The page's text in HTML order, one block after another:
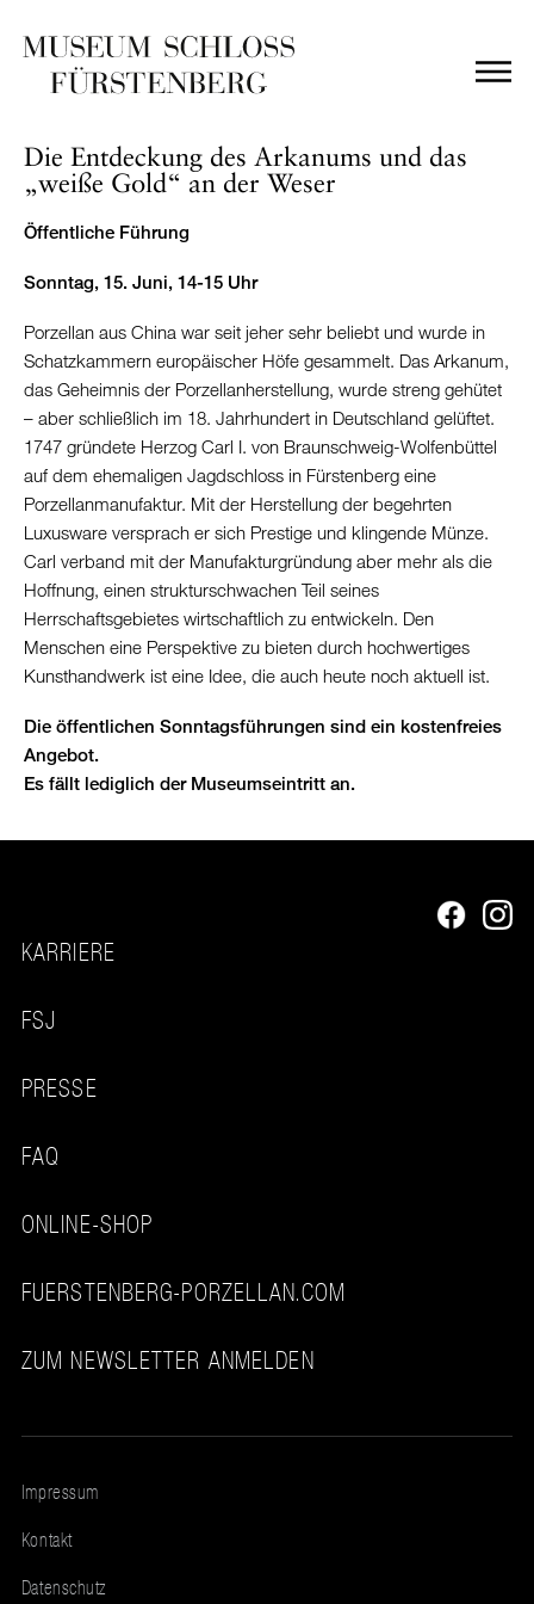
Die Entdeckung des Arkanums und das
„weiße Gold“ an der Weser
Öffentliche Führung
Sonntag, 15. Juni, 14-15 Uhr
Porzellan aus China war seit jeher sehr beliebt und wurde in
Schatzkammern europäischer Höfe gesammelt. Das Arkanum,
das Geheimnis der Porzellanherstellung, wurde streng gehütet
– aber schließlich im 18. Jahrhundert in Deutschland gelüftet.
1747 gründete Herzog Carl I. von Braunschweig-Wolfenbüttel
auf dem ehemaligen Jagdschloss in Fürstenberg eine
Porzellanmanufaktur. Mit der Herstellung der begehrten
Luxusware versprach er sich Prestige und klingende Münze.
Carl verband mit der Manufakturgründung aber mehr als die
Hoffnung, einen strukturschwachen Teil seines
Herrschaftsgebietes wirtschaftlich zu entwickeln. Den
Menschen eine Perspektive zu bieten durch hochwertiges
Kunsthandwerk ist eine Idee, die auch heute noch aktuell ist.
Die öffentlichen Sonntagsführungen sind ein kostenfreies
Angebot.
Es fällt lediglich der Museumseintritt an.
KARRIERE
FSJ
PRESSE
FAQ
ONLINE-SHOP
FUERSTENBERG-PORZELLAN.COM
ZUM NEWSLETTER ANMELDEN
Impressum
Kontakt
Datenschutz